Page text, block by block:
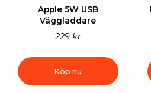
Apple 5W USB
Väggladdare
229 kr
Köp nu